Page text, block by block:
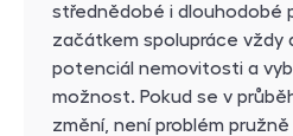
střednědobé i dlouhodobé
začátkem spolupráce vždy
potenciál nemovitosti a
možnost. Pokud se v
změní, není problém